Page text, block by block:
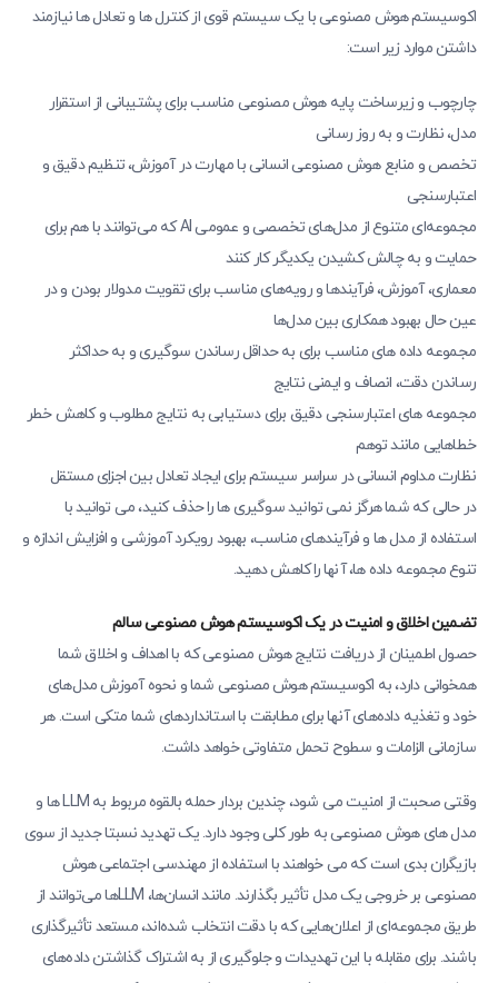
اکوسیستم هوش مصنوعی با یک سیستم قوی از کنترل ها و تعادل ها نیازمند
داشتن موارد زیر است:
چارچوب و زیرساخت پایه هوش مصنوعی مناسب برای پشتیبانی از استقرار
مدل، نظارت و به روز رسانی
تخصص و منابع هوش مصنوعی انسانی با مهارت در آموزش، تنظیم دقیق و
اعتبارسنجی
مجموعه‌ای متنوع از مدل‌های تخصصی و عمومی AI که می‌توانند با هم برای
حمایت و به چالش کشیدن یکدیگر کار کنند
معماری، آموزش، فرآیندها و رویه‌های مناسب برای تقویت مدولار بودن و در
عین حال بهبود همکاری بین مدل‌ها
مجموعه داده های مناسب برای به حداقل رساندن سوگیری و به حداکثر
رساندن دقت، انصاف و ایمنی نتایج
مجموعه های اعتبارسنجی دقیق برای دستیابی به نتایج مطلوب و کاهش خطر
خطاهایی مانند توهم
نظارت مداوم انسانی در سراسر سیستم برای ایجاد تعادل بین اجزای مستقل
در حالی که شما هرگز نمی توانید سوگیری ها را حذف کنید، می توانید با
استفاده از مدل ها و فرآیندهای مناسب، بهبود رویکرد آموزشی و افزایش اندازه و
تنوع مجموعه داده ها، آنها را کاهش دهید.
تضمین اخلاق و امنیت در یک اکوسیستم هوش مصنوعی سالم
حصول اطمینان از دریافت نتایج هوش مصنوعی که با اهداف و اخلاق شما
همخوانی دارد، به اکوسیستم هوش مصنوعی شما و نحوه آموزش مدل‌های
خود و تغذیه داده‌های آنها برای مطابقت با استانداردهای شما متکی است. هر
سازمانی الزامات و سطوح تحمل متفاوتی خواهد داشت.
وقتی صحبت از امنیت می شود، چندین بردار حمله بالقوه مربوط به LLM ها و
مدل های هوش مصنوعی به طور کلی وجود دارد. یک تهدید نسبتا جدید از سوی
بازیگران بدی است که می خواهند با استفاده از مهندسی اجتماعی هوش
مصنوعی بر خروجی یک مدل تأثیر بگذارند. مانند انسان‌ها، LLMها می‌توانند از
طریق مجموعه‌ای از اعلان‌هایی که با دقت انتخاب شده‌اند، مستعد تأثیرگذاری
باشند. برای مقابله با این تهدیدات و جلوگیری از به اشتراک گذاشتن داده‌های